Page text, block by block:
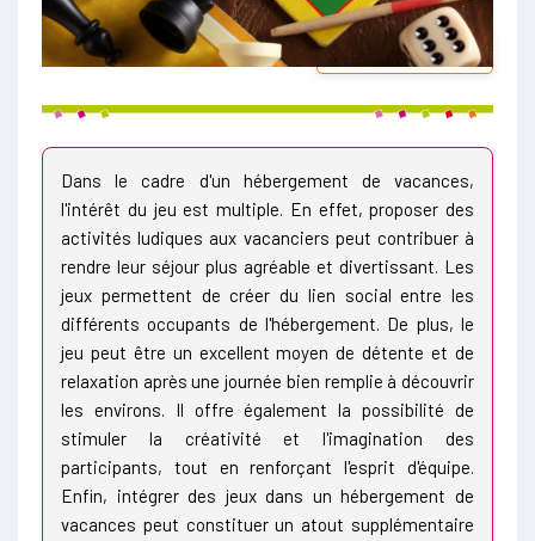
NOUVEAUTÉ !
Dans le cadre d'un hébergement de vacances,
l'intérêt du jeu est multiple. En effet, proposer des
activités ludiques aux vacanciers peut contribuer à
rendre leur séjour plus agréable et divertissant. Les
jeux permettent de créer du lien social entre les
différents occupants de l'hébergement. De plus, le
jeu peut être un excellent moyen de détente et de
relaxation après une journée bien remplie à découvrir
les environs. Il offre également la possibilité de
stimuler la créativité et l'imagination des
participants, tout en renforçant l'esprit d'équipe.
Enfin, intégrer des jeux dans un hébergement de
vacances peut constituer un atout supplémentaire